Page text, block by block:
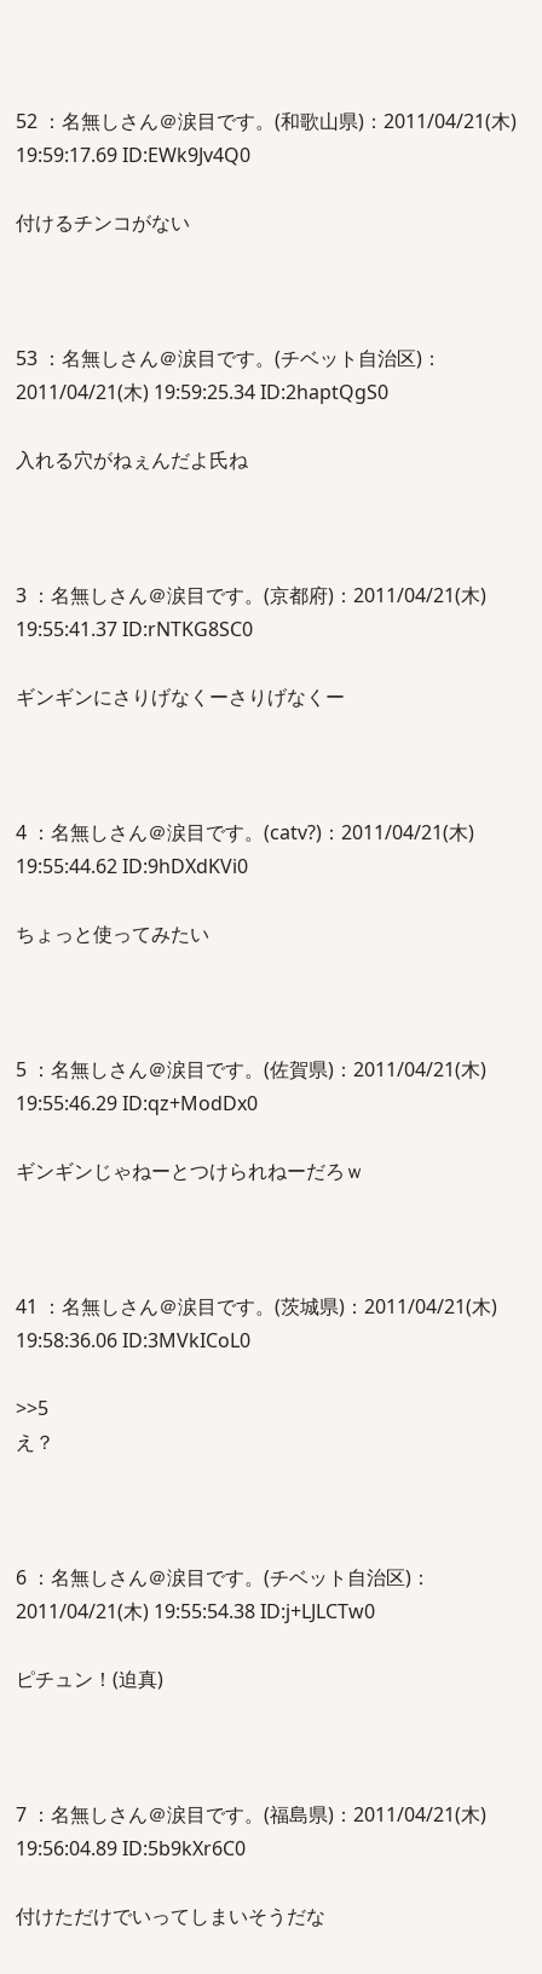
52 ：名無しさん＠涙目です。(和歌山県)：2011/04/21(木)
19:59:17.69 ID:EWk9Jv4Q0
付けるチンコがない
53 ：名無しさん＠涙目です。(チベット自治区)：
2011/04/21(木) 19:59:25.34 ID:2haptQgS0
入れる穴がねぇんだよ氏ね
3 ：名無しさん＠涙目です。(京都府)：2011/04/21(木)
19:55:41.37 ID:rNTKG8SC0
ギンギンにさりげなくーさりげなくー
4 ：名無しさん＠涙目です。(catv?)：2011/04/21(木)
19:55:44.62 ID:9hDXdKVi0
ちょっと使ってみたい
5 ：名無しさん＠涙目です。(佐賀県)：2011/04/21(木)
19:55:46.29 ID:qz+ModDx0
ギンギンじゃねーとつけられねーだろｗ
41 ：名無しさん＠涙目です。(茨城県)：2011/04/21(木)
19:58:36.06 ID:3MVkICoL0
>>5
え？
6 ：名無しさん＠涙目です。(チベット自治区)：
2011/04/21(木) 19:55:54.38 ID:j+LJLCTw0
ピチュン！(迫真)
7 ：名無しさん＠涙目です。(福島県)：2011/04/21(木)
19:56:04.89 ID:5b9kXr6C0
付けただけでいってしまいそうだな